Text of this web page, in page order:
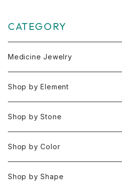
CATEGORY
Medicine Jewelry
Pendant Charms
Bracelets
Necklaces
Rings
Shop by Element
Space 空(気づき,余白,真実）
Water 水(癒し,潤い,鎮静)
Fire 火(情熱,勇気,希望)
Shop by Stone
おみくじ
アイオライト
Shop by Color
Clear / White
Shop by Shape